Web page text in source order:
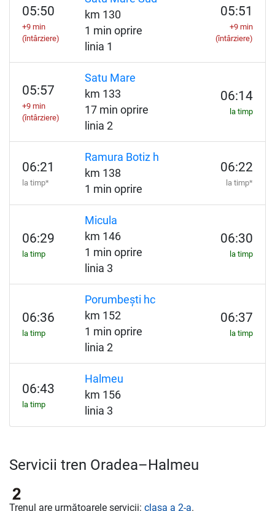
05:50
+9 min
(întârziere)
km 130
1 min oprire
linia 1
05:51
+9 min
(întârziere)
05:57
+9 min
(întârziere)
Satu Mare
km 133
17 min oprire
linia 2
06:14
la timp
06:21
la timp*
Ramura Botiz h
km 138
1 min oprire
06:22
la timp*
06:29
la timp
Micula
km 146
1 min oprire
linia 3
06:30
la timp
06:36
la timp
Porumbești hc
km 152
1 min oprire
linia 2
06:37
la timp
06:43
la timp
Halmeu
km 156
linia 3
Servicii tren Oradea–Halmeu
Trenul are următoarele servicii: clasa a 2-a.